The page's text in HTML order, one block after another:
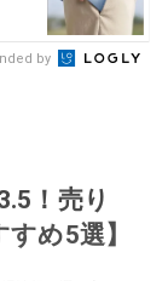
by
！売り
め5選】